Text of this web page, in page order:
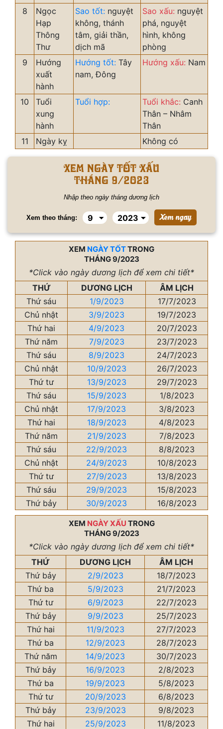
8
Ngọc
Hạp
Thông
Thư
Sao tốt: nguyệt
không, thánh
tâm, giải thần,
dịch mã
Sao xấu: nguyệt
phá, nguyệt
hình, không
phòng
9
Hướng
xuất
hành
Hướng tốt: Tây
nam, Đông
Hướng xấu: Nam
10
Tuổi
xung
hành
Tuổi hợp: Tuổi khắc: Canh
Thân – Nhâm
Thân
11
Ngày kỵ Không có
Xem ngày tốt xấu
tháng 9/2023
Nhập theo ngày tháng dương lịch
Xem theo tháng:
XEM NGÀY TỐTTRONG
THÁNG 9/2023
*Click vào ngày dương lịch để xem chi tiết*
THỨ
DƯƠNG LỊCH
ÂM LỊCH
Thứ sáu
1/9/2023
17/7/2023
Chủ nhật
3/9/2023
19/7/2023
Thứ hai
4/9/2023
20/7/2023
Thứ năm
7/9/2023
23/7/2023
Thứ sáu
8/9/2023
24/7/2023
Chủ nhật
10/9/2023
26/7/2023
Thứ tư
13/9/2023
29/7/2023
Thứ sáu
15/9/2023
1/8/2023
Chủ nhật
17/9/2023
3/8/2023
Thứ hai
18/9/2023
4/8/2023
Thứ năm
21/9/2023
7/8/2023
Thứ sáu
22/9/2023
8/8/2023
Chủ nhật
24/9/2023
10/8/2023
Thứ tư
27/9/2023
13/8/2023
Thứ sáu
29/9/2023
15/8/2023
Thứ bảy
30/9/2023 16/8/2023
XEM NGÀY XẤU TRONG
THÁNG 9/2023
*Click vào ngày dương lịch để xem chi tiết*
THỨ
DƯƠNG LỊCH
ÂM LỊCH
Thứ bảy
2/9/2023
18/7/2023
Thứ ba
5/9/2023
21/7/2023
Thứ tư
6/9/2023
22/7/2023
Thứ bảy
9/9/2023
25/7/2023
Thứ hai
11/9/2023
27/7/2023
Thứ ba
12/9/2023
28/7/2023
Thứ năm
14/9/2023
30/7/2023
Thứ bảy
16/9/2023
2/8/2023
Thứ ba
19/9/2023
5/8/2023
Thứ tư
20/9/2023
6/8/2023
Thứ bảy
23/9/2023
9/8/2023
Thứ hai
25/9/2023
11/8/2023